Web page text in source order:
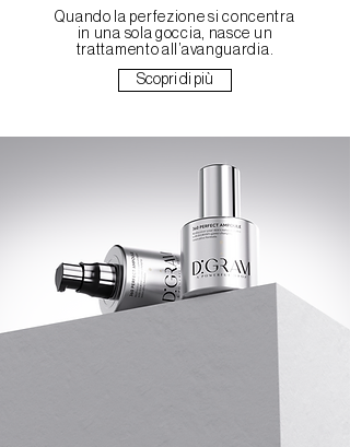
Quando la perfezione si concentra
in una sola goccia, nasce un
trattamento all’avanguardia.
Scopri di più